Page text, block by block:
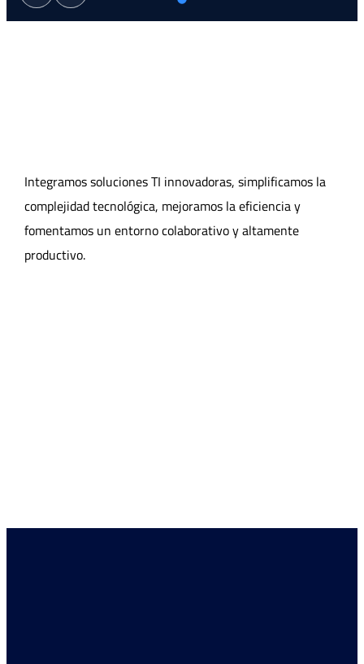
Integramos soluciones TI innovadoras, simplificamos la
complejidad tecnológica, mejoramos la eficiencia y
fomentamos un entorno colaborativo y altamente
productivo.